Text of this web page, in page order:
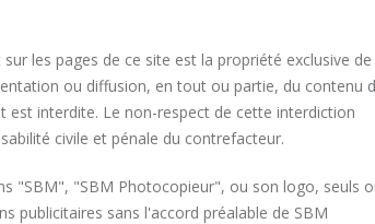
les pages de ce site est la propriété exclusive de
ou diffusion, en tout ou partie, du contenu
interdite. Le non-respect de cette interdiction
civile et pénale du contrefacteur.
"SBM", "SBM Photocopieur", ou son logo, seuls
publicitaires sans l'accord préalable de SBM